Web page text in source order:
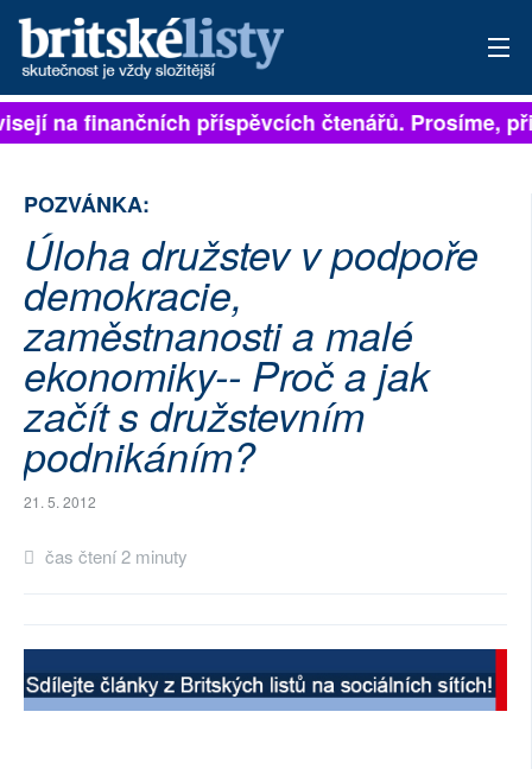
PŘIHLÁSIT
ARCHIV
ROZHOVORY
TÉMATA
NEJČTENĚJŠÍ ZA 7 DNÍ
AUTOŘI
PŘÍSPĚVKY NA PROVOZ
SOCIÁLNÍ SÍTĚ
PLNÁ VERZE STRÁNEK
na finančních příspěvcích čtenářů. Prosíme,
POZVÁNKA:
Úloha družstev v podpoře
demokracie,
zaměstnanosti a malé
ekonomiky-- Proč a jak
začít s družstevním
podnikáním?
21. 5. 2012
čas čtení 2 minuty